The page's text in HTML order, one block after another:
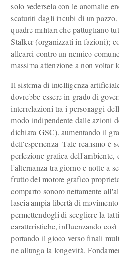
solo vedersela con le anomalie
scaturiti dagli incubi di un
quadre militari che pattugliano
Stalker (organizzati in fazioni);
allearci contro un nemico
massima attenzione a non voltar
Il sistema di intelligenza
dovrebbe essere in grado di
interrelazioni tra i personaggi
modo indipendente dalle azioni
dichiara GSC), aumentando il
dell'esperienza. Tale realismo è
perfezione grafica dell'ambiente,
l'alternanza tra giorno e notte a
frutto del motore grafico
comparto sonoro nettamente
lascia ampia libertà di
permettendogli di scegliere la
caratteristiche, influenzando
portando il gioco verso finali
ne allunga la longevità.